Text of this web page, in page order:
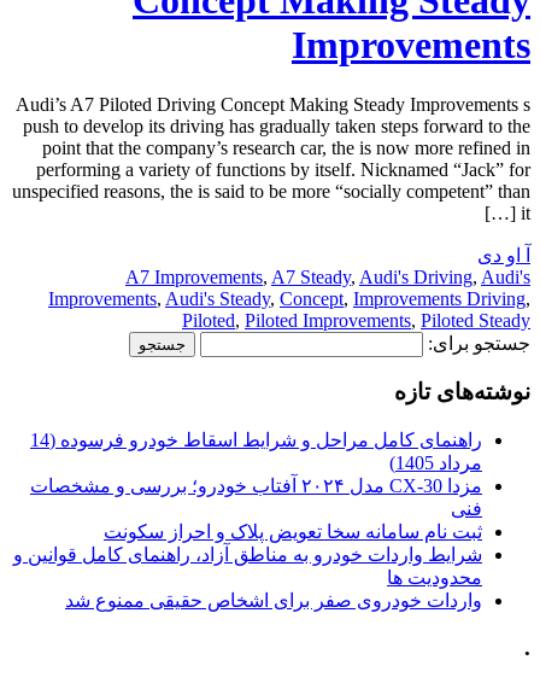
Improvements
Audi’s A7 Piloted Driving Concept Making Steady Improvements s
push to develop its driving has gradually taken steps forward to the
point that the company’s research car, the is now more refined in
performing a variety of functions by itself. Nicknamed “Jack” for
unspecified reasons, the is said to be more “socially competent” than
it […]
آ او دی
A7 Improvements, A7 Steady, Audi's Driving, Audi's
Improvements, Audi's Steady, Concept, Improvements Driving,
Piloted, Piloted Improvements, Piloted Steady
جستجو برای:
نوشته‌های تازه
راهنمای کامل مراحل و شرایط اسقاط خودرو فرسوده (14
مرداد 1405)
مزدا CX-30 مدل ۲۰۲۴ آفتاب خودرو؛ بررسی و مشخصات
فنی
ثبت نام سامانه سخا تعویض پلاک و احراز سکونت
شرایط واردات خودرو به مناطق آزاد، راهنمای کامل قوانین و
محدودیت ها
واردات خودروی صفر برای اشخاص حقیقی ممنوع شد
.